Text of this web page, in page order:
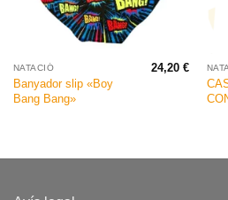
NATACIÓ
Banyador slip «Boy
Bang Bang»
24,20€